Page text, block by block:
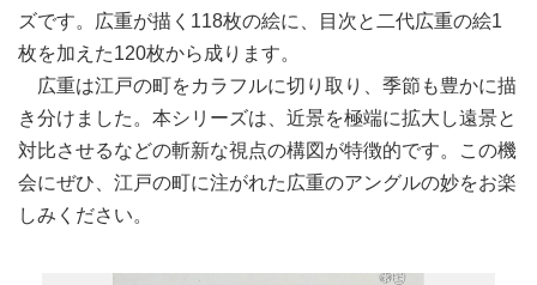
ズです。広重が描く118枚の絵に、目次と二代広重の絵1
枚を加えた120枚から成ります。
広重は江戸の町をカラフルに切り取り、季節も豊かに描
き分けました。本シリーズは、近景を極端に拡大し遠景と
対比させるなどの斬新な視点の構図が特徴的です。この機
会にぜひ、江戸の町に注がれた広重のアングルの妙をお楽
しみください。